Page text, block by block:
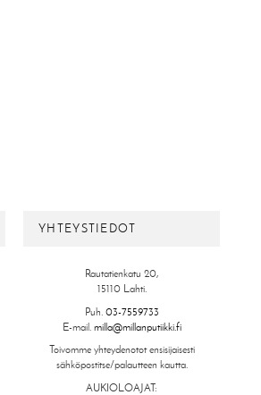
YHTEYSTIEDOT
Rautatienkatu 20,
15110 Lahti.
Puh. 03-7559733
E-mail. milla@millanputiikki.fi
Toivomme yhteydenotot ensisijaisesti
sähköpostitse/palautteen kautta.
AUKIOLOAJAT: